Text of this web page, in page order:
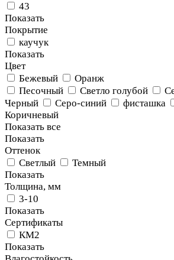
43
Показать
Покрытие
каучук
Показать
Цвет
Бежевый
Оранж
Песочный
Светло голубой
Черный
Серо-синий фисташка
Коричневый
Показать все
Показать
Оттенок
Светлый
Темный
Показать
Толщина, мм
3-10
Показать
Сертификаты
КМ2
Показать